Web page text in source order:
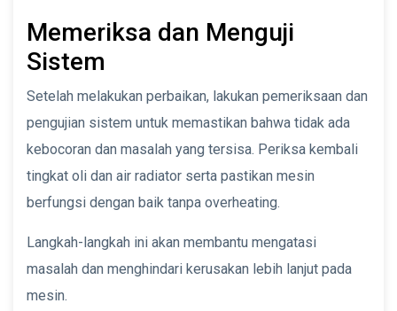
Memeriksa dan Menguji
Sistem
Setelah melakukan perbaikan, lakukan pemeriksaan dan
pengujian sistem untuk memastikan bahwa tidak ada
kebocoran dan masalah yang tersisa. Periksa kembali
tingkat oli dan air radiator serta pastikan mesin
berfungsi dengan baik tanpa overheating.
Langkah-langkah ini akan membantu mengatasi
masalah dan menghindari kerusakan lebih lanjut pada
mesin.